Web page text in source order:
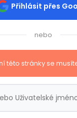
Přihlásit přes
nebo
této stránky se